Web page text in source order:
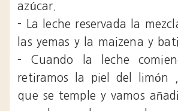
azúcar.
- La leche reservada la
las yemas y la maizena y
- Cuando la leche
retiramos la piel del limón
que se temple y vamos